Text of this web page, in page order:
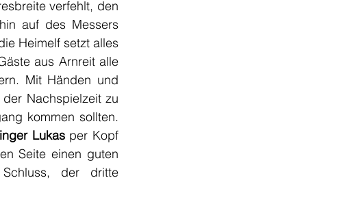
verfehlt, den
auf des Messers
Heimelf setzt alles
aus Arnreit alle
Mit Händen und
Nachspielzeit zu
kommen sollten.
Lukas per Kopf
Seite einen guten
der dritte